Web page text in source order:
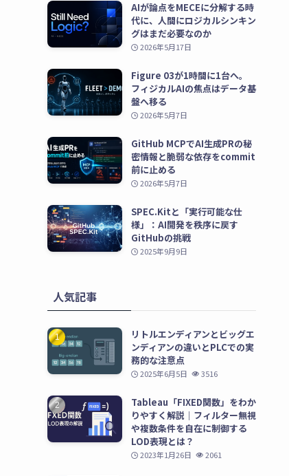
AIが論点をMECEに分解する時
代に、人間にロジカルシンキン
グはまだ必要なのか
2026年5月17日
Figure 03が1時間に1台へ。
フィジカルAIの焦点はデータ基
盤へ移る
2026年5月7日
GitHub MCPでAI生成PRの秘
密情報と脆弱な依存をcommit
前に止める
2026年5月7日
SPEC.Kitと「実行可能な仕
様」：AI開発を秩序に戻す
GitHubの挑戦
2025年9月9日
人気記事
リトルエンディアンとビッグエ
ンディアンの違いとPLCでの実
務的な注意点
2025年6月5日 3516
Tableau「FIXED関数」をわか
りやすく解説｜フィルター無視
や複数条件を自在に制御する
LOD表現とは？
2023年1月26日 2061